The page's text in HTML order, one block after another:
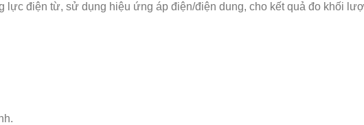
lực điện từ, sử dụng hiệu ứng áp điện/điện dung, cho kết quả đo khối